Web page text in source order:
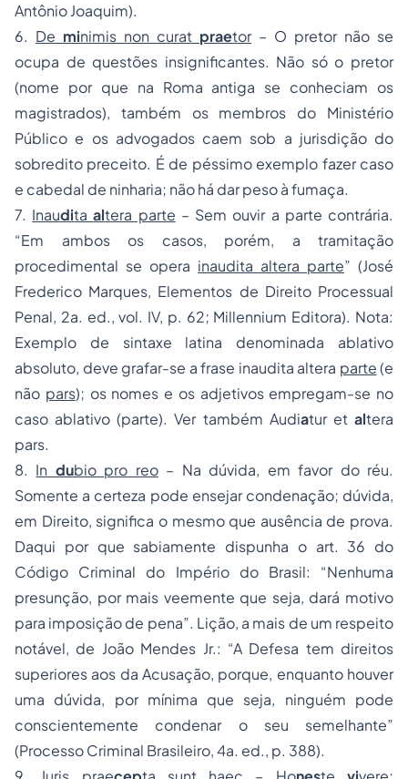
Antônio Joaquim).
6. De minimis non curat praetor– O pretor não se
ocupa de questões insignificantes. Não só o pretor
(nome por que na Roma antiga se conheciam os
magistrados), também os membros do Ministério
Público e os advogados caem sob a jurisdição do
sobredito preceito. É de péssimo exemplo fazer caso
e cabedal de ninharia; não há dar peso à fumaça.
7. Inauditaaltera parte – Sem ouvir a parte contrária.
“Em ambos os casos, porém, a tramitação
procedimental se opera inaudita altera parte” (José
Frederico Marques, Elementos de Direito Processual
Penal, 2a. ed., vol. IV, p. 62; Millennium Editora). Nota:
Exemplo de sintaxe latina denominada ablativo
absoluto, deve grafar-se a frase inaudita altera parte(e
não pars); os nomes e os adjetivos empregam-se no
caso ablativo (parte). Ver também Audiatur etaltera
pars.
8. In dubio pro reo– Na dúvida, em favor do réu.
Somente a certeza pode ensejar condenação; dúvida,
em Direito, significa o mesmo que ausência de prova.
Daqui por que sabiamente dispunha o art. 36 do
Código Criminal do Império do Brasil: “Nenhuma
presunção, por mais veemente que seja, dará motivo
para imposição de pena”. Lição, a mais de um respeito
notável, de João Mendes Jr.: “A Defesa tem direitos
superiores aos da Acusação, porque, enquanto houver
uma dúvida, por mínima que seja, ninguém pode
conscientemente condenar o seu semelhante”
(Processo Criminal Brasileiro, 4a. ed., p. 388).